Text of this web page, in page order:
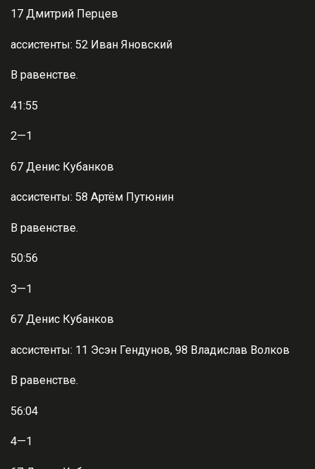
17 Дмитрий Перцев
ассистенты: 52 Иван Яновский
В равенстве.
41:55
2—1
67 Денис Кубанков
ассистенты: 58 Артём Путюнин
В равенстве.
50:56
3—1
67 Денис Кубанков
ассистенты: 11 Эсэн Гендунов, 98 Владислав Волков
В равенстве.
56:04
4—1